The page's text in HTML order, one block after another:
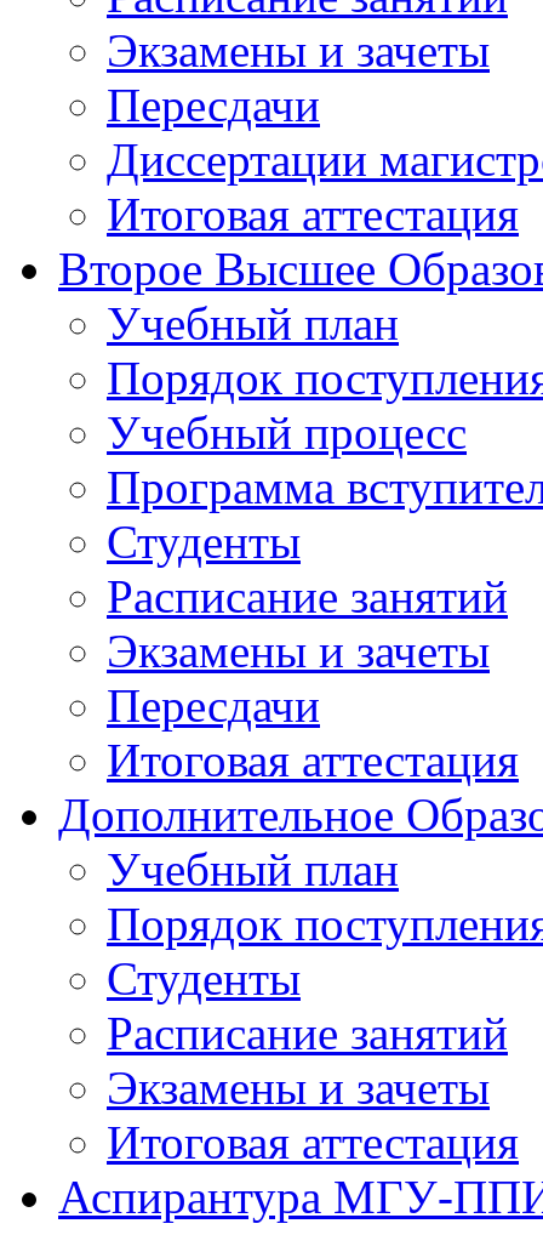
Экзамены и зачеты
Пересдачи
Диссертации
Итоговая аттестация
Второе Высшее
Учебный план
Порядок
Учебный процесс
Программа
Студенты
Расписание занятий
Экзамены и зачеты
Пересдачи
Итоговая аттестация
Дополнительное
Учебный план
Порядок
Студенты
Расписание занятий
Экзамены и зачеты
Итоговая аттестация
Аспирантура МГУ-